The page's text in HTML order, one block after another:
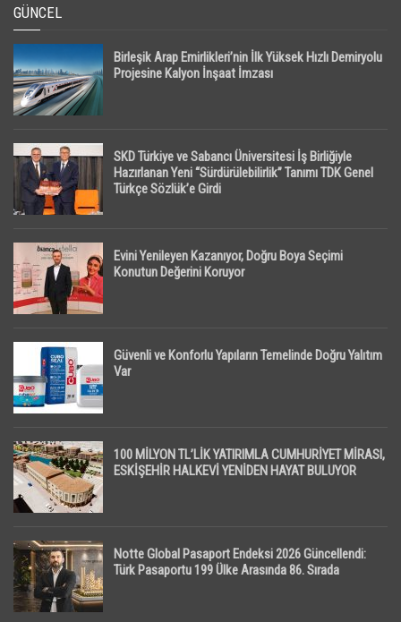
GÜNCEL
Birleşik Arap Emirlikleri’nin İlk Yüksek Hızlı Demiryolu
Projesine Kalyon İnşaat İmzası
SKD Türkiye ve Sabancı Üniversitesi İş Birliğiyle
Hazırlanan Yeni “Sürdürülebilirlik” Tanımı TDK Genel
Türkçe Sözlük’e Girdi
Evini Yenileyen Kazanıyor, Doğru Boya Seçimi
Konutun Değerini Koruyor
Güvenli ve Konforlu Yapıların Temelinde Doğru Yalıtım
Var
100 MİLYON TL’LİK YATIRIMLA CUMHURİYET MİRASI,
ESKİŞEHİR HALKEVİ YENİDEN HAYAT BULUYOR
Notte Global Pasaport Endeksi 2026 Güncellendi:
Türk Pasaportu 199 Ülke Arasında 86. Sırada